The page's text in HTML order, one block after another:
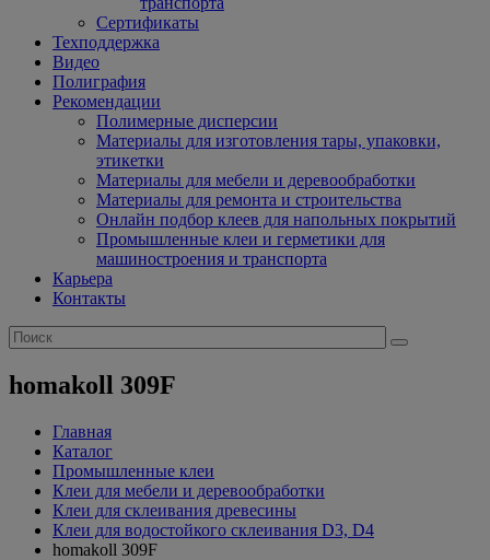
Сертификаты
Техподдержка
Видео
Полиграфия
Рекомендации
Полимерные дисперсии
Материалы для изготовления тары, упаковки,
этикетки
Материалы для мебели и деревообработки
Материалы для ремонта и строительства
Онлайн подбор клеев для напольных покрытий
Промышленные клеи и герметики для
машиностроения и транспорта
Карьера
Контакты
homakoll 309F
Главная
Каталог
Промышленные клеи
Клеи для мебели и деревообработки
Клеи для склеивания древесины
Клеи для водостойкого склеивания D3, D4
homakoll 309F